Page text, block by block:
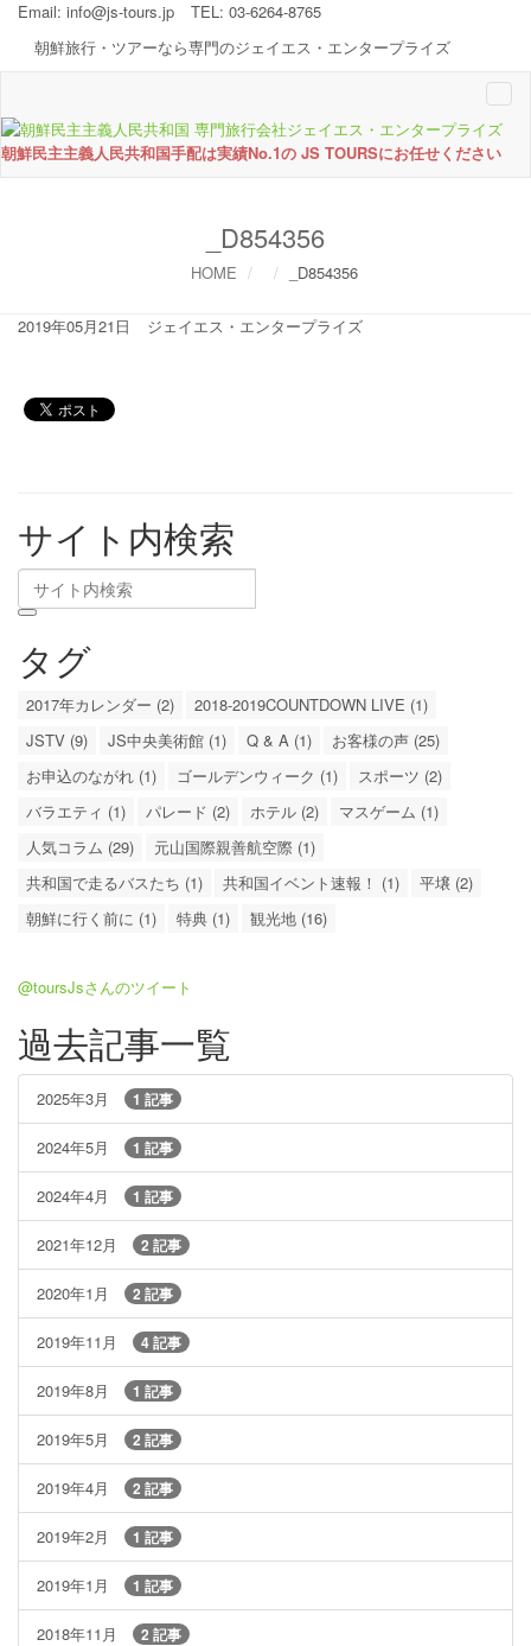
Email: info@js-tours.jp
TEL: 03-6264-8765
朝鮮旅行・ツアーなら専門のジェイエス・エンタープライズ
朝鮮民主主義人民共和国手配は実績No.1の JS TOURSにお任せください
_D854356
HOME _D854356
2019年05月21日 ジェイエス・エンタープライズ
サイト内検索
タグ
2017年カレンダー (2)
2018-2019COUNTDOWN LIVE (1)
JSTV (9)
JS中央美術館 (1) Q & A (1)
お客様の声 (25)
お申込のながれ (1)
ゴールデンウィーク (1)
スポーツ (2)
バラエティ (1)
パレード (2) ホテル (2)
マスゲーム (1)
人気コラム (29)
元山国際親善航空際 (1)
共和国で走るバスたち (1)
共和国イベント速報！ (1)
平壌 (2)
朝鮮に行く前に (1)
特典 (1) 観光地 (16)
@toursJsさんのツイート
過去記事一覧
2025年3月 1 記事
2024年5月 1 記事
2024年4月 1 記事
2021年12月 2 記事
2020年1月 2 記事
2019年11月 4 記事
2019年8月 1 記事
2019年5月 2 記事
2019年4月 2 記事
2019年2月 1 記事
2019年1月 1 記事
2018年11月 2 記事